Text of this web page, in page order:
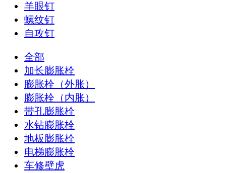
羊眼钉
螺纹钉
自攻钉
全部
加长膨胀栓
膨胀栓（外胀）
膨胀栓（内胀）
带孔膨胀栓
水钻膨胀栓
地板膨胀栓
电梯膨胀栓
车修壁虎